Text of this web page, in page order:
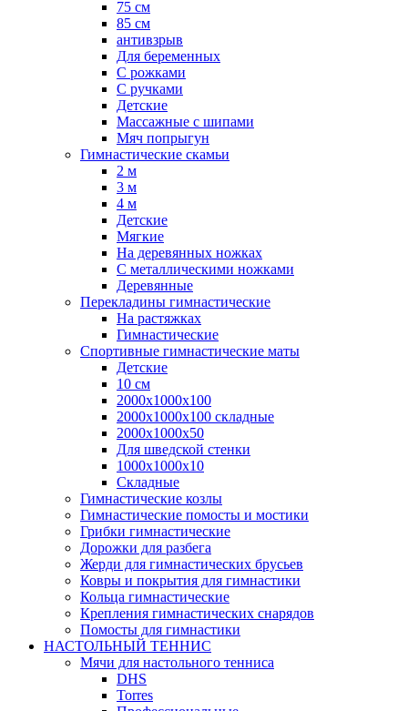
75 см
85 см
антивзрыв
Для беременных
С рожками
С ручками
Детские
Массажные с шипами
Мяч попрыгун
Гимнастические скамьи
2 м
3 м
4 м
Детские
Мягкие
На деревянных ножках
С металлическими ножками
Деревянные
Перекладины гимнастические
На растяжках
Гимнастические
Спортивные гимнастические маты
Детские
10 см
2000х1000х100
2000х1000х100 складные
2000х1000х50
Для шведской стенки
1000х1000х10
Складные
Гимнастические козлы
Гимнастические помосты и мостики
Грибки гимнастические
Дорожки для разбега
Жерди для гимнастических брусьев
Ковры и покрытия для гимнастики
Кольца гимнастические
Крепления гимнастических снарядов
Помосты для гимнастики
НАСТОЛЬНЫЙ ТЕННИС
Мячи для настольного тенниса
DHS
Torres